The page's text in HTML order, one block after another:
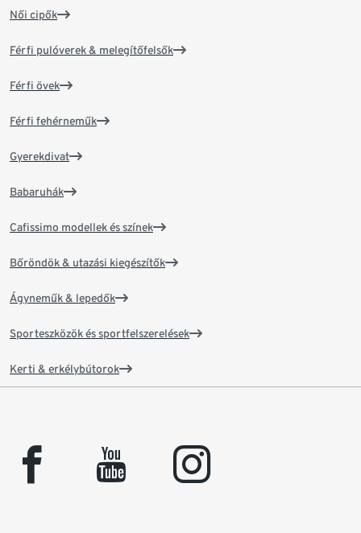
Női cipők
Férfi pulóverek & melegítőfelsők
Férfi övek
Férfi fehérneműk
Gyerekdivat
Babaruhák
Cafissimo modellek és színek
Bőröndök & utazási kiegészítők
Ágyneműk & lepedők
Sporteszközök és sportfelszerelések
Kerti & erkélybútorok
facebook youtube instagram